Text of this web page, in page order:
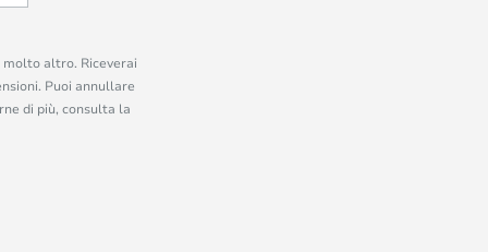
altro. Riceverai
Puoi annullare
di più, consulta la